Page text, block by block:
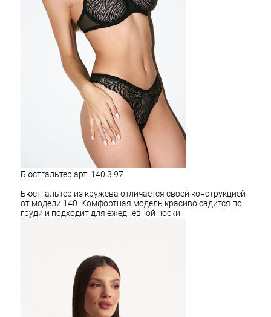
Бюстгальтер арт. 140.3.97
Бюстгальтер из кружева отличается своей конструкцией
от модели 140. Комфортная модель красиво садится по
груди и подходит для ежедневной носки.